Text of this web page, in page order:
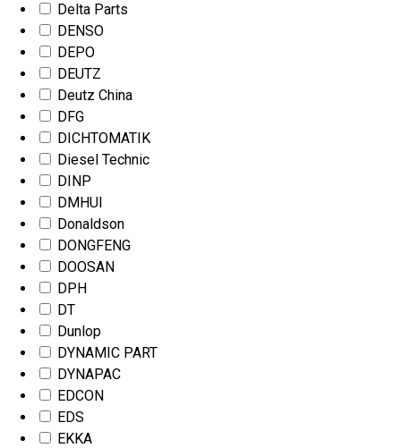
Delta Parts
DENSO
DEPO
DEUTZ
Deutz China
DFG
DICHTOMATIK
Diesel Technic
DINP
DMHUI
Donaldson
DONGFENG
DOOSAN
DPH
DT
Dunlop
DYNAMIC PART
DYNAPAC
EDCON
EDS
EKKA